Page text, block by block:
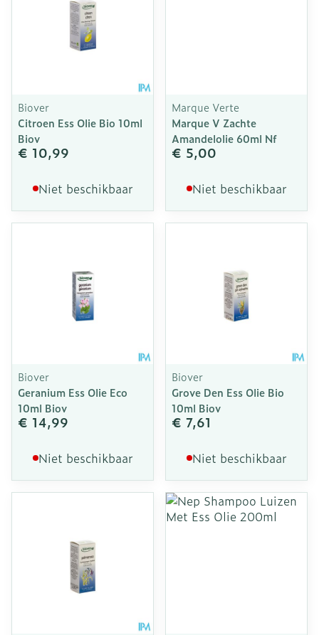
Biover
Citroen Ess Olie Bio 10ml
Biov
€ 10,99
Niet beschikbaar
Marque Verte
Marque V Zachte
Amandelolie 60ml Nf
€ 5,00
Niet beschikbaar
Biover
Geranium Ess Olie Eco
10ml Biov
€ 14,99
Niet beschikbaar
Biover
Grove Den Ess Olie Bio
10ml Biov
€ 7,61
Niet beschikbaar